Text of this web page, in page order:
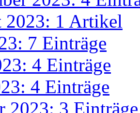
2023: 1 Artikel
7 Einträge
4 Einträge
4 Einträge
2023: 3 Einträge